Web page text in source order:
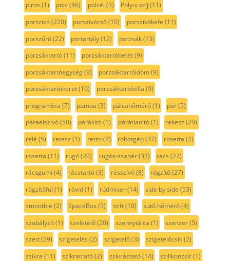
piros (1) polc(86) polcél (3) Poly-v szíj (11)
porszívó(220) porszívócső(10) porszívókefe (11)
porszűrő(22) portartály(12) porzsák(13)
porzsáktartó(11) porzsáktartóbetét(9)
porzsáktartóegység(9) porzsáktartóidom(9)
porzsáktartókeret(10) porzsáktartóvilla (9)
programóra (7) pumpa (3) pálcahőmérő(1) pár(5)
páraelszívó(50) párásító(1) párátlanító(1) rekesz (29)
relé (5) retesz (1) retro(2) robotgép(37) rosetta (2)
rozetta (11) rugó(20) rugós-zsanér(33) rács (27)
rácsgumi (4) rácstartó(3) résszívó(8) rögzítő(27)
rögzítőfül (1) rövid(1) rúdmixer(14) side by side (53)
smoothie (2) SpaceBox(5) stift(10) sutő hőmérő(4)
szabályzó(1) szeletelő(20) szennytálca (1) szenzor(5)
szett(29) szigetelés (2) szigetelő(3) szigetelőcsík(2)
szikra (11) szikratrafó(2) szikráztató(14) szilikonzsír(1)